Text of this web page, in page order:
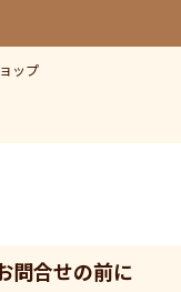
ップ
問合せの前に